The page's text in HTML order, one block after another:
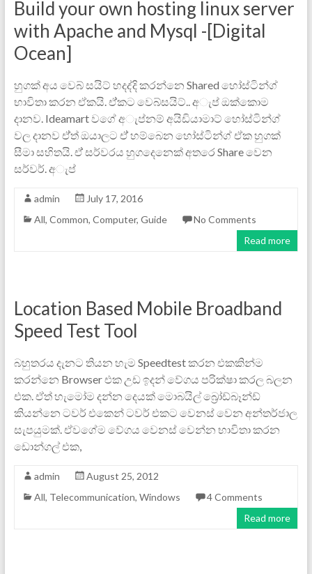
Build your own hosting linux server
with Apache and Mysql -[Digital
Ocean]
හුගක් අය වෙබ් සයිට් හදද්දි කරන්නෙ Shared හෝස්ටින්ග්
භාවිතා කරන ඒකයි. ඒ්කට වෙබ්සයිට්.. අැප් ඔක්කොම
දානව. Ideamart වගේ අැප්නම් අයිඩියාමාට් හෝස්ටින්ග්
වල දානව ඒ්ත් ඔයාලට ඒ් හම්බෙන හෝස්ටින්ග් ඒක හුගක්
සීමා සහිතයි. ඒ් සර්වරය හුගදෙනෙක් අතරෙ Share වෙන
සර්වර්. අැප්
admin
July 17, 2016
All, Common, Computer, Guide
No Comments
Read more
Location Based Mobile Broadband
Speed Test Tool
බහුතරය දැනට තියන හැම Speedtest කරන එකකින්ම
කරන්නෙ Browser එක උඩ ඉදන් වේගය පරික්ෂා කරල බලන
එක. ඒත් හැමෝම දන්න දෙයක් මොබයිල් බ්‍රෝඩ්බෑන්ඩ්
කියන්නෙ ටවර් එකෙන් ටවර් එකට වෙනස් වෙන අන්තර්ජාල
සැපයුමක්. ඒවගේම වේගය වෙනස් වෙන්න භාවිතා කරන
ඩොන්ගල් එක,
admin
August 25, 2012
All, Telecommunication, Windows
4 Comments
Read more